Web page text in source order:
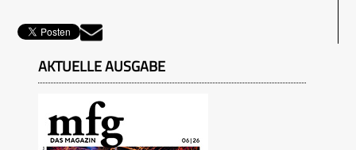
AKTUELLE AUSGABE